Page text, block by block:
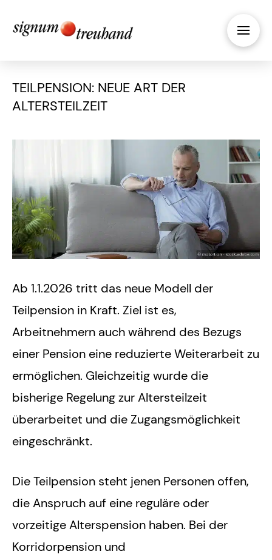
TEILPENSION: NEUE ART DER
ALTERSTEILZEIT
Ab 1.1.2026 tritt das neue Modell der
Teilpension in Kraft. Ziel ist es,
Arbeitnehmern auch während des Bezugs
einer Pension eine reduzierte Weiterarbeit zu
ermöglichen. Gleichzeitig wurde die
bisherige Regelung zur Altersteilzeit
überarbeitet und die Zugangsmöglichkeit
eingeschränkt.
Die Teilpension steht jenen Personen offen,
die Anspruch auf eine reguläre oder
vorzeitige Alterspension haben. Bei der
Korridorpension und